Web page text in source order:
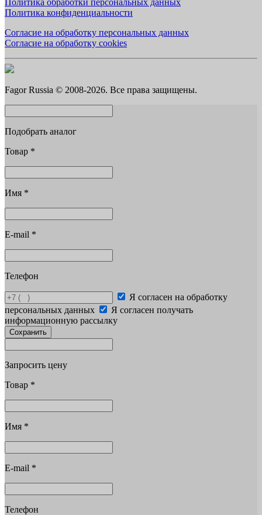
Политика конфиденциальности
Согласие на обработку персональных данных
Согласие на обработку cookies
Fagor Russia © 2008-2026. Все права защищены.
Подобрать аналог
Товар *
Имя *
E-mail *
Телефон
Я согласен на обработку
персональных данных
Я согласен получать
информационную рассылку
Сохранить
Запросить цену
Товар *
Имя *
E-mail *
Телефон